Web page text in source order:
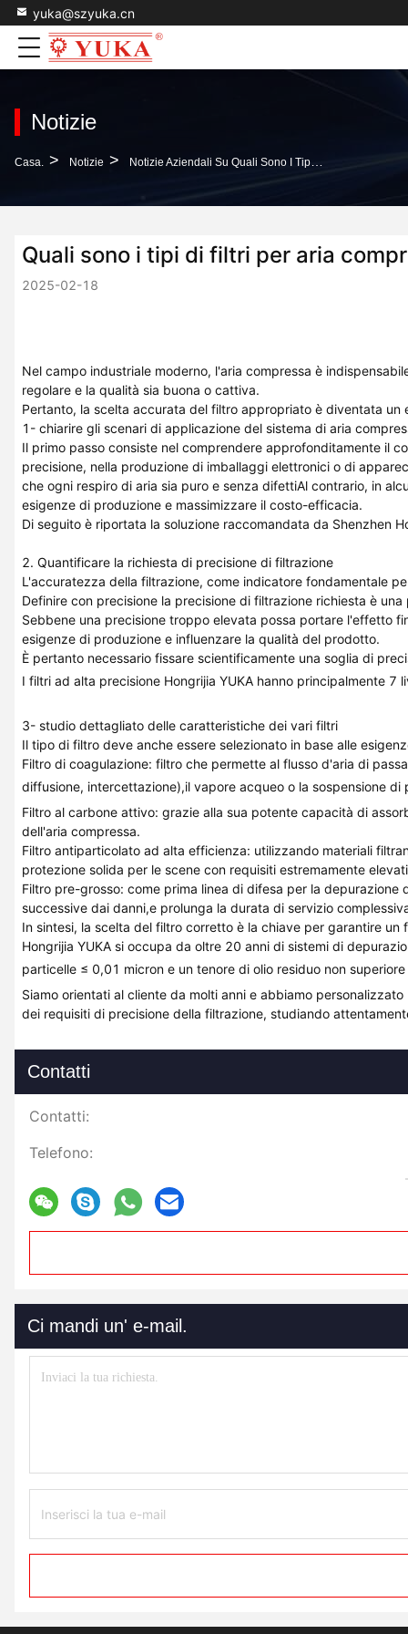
yuka@szyuka.cn
Notizie
Casa. > Notizie > Notizie Aziendali Su Quali Sono I Tipi Di Filtri Per Aria Compressa?
Quali sono i tipi di filtri per aria
2025-02-18
Nel campo industriale moderno, l'aria compressa è
regolare e la qualità sia buona o cattiva.
Pertanto, la scelta accurata del filtro appropriato è diventata
1- chiarire gli scenari di applicazione del sistema di aria
Il primo passo consiste nel comprendere approfonditamente il
precisione, nella produzione di imballaggi elettronici o di
che ogni respiro di aria sia puro e senza difettiAl contrario, in
esigenze di produzione e massimizzare il costo-efficacia.
Di seguito è riportata la soluzione raccomandata da Shenzhen
2. Quantificare la richiesta di precisione di filtrazione
L'accuratezza della filtrazione, come indicatore fondamentale
Definire con precisione la precisione di filtrazione richiesta è
Sebbene una precisione troppo elevata possa portare l'effetto
esigenze di produzione e influenzare la qualità del prodotto.
È pertanto necessario fissare scientificamente una soglia di
I filtri ad alta precisione Hongrijia YUKA hanno principalmente 7
3- studio dettagliato delle caratteristiche dei vari filtri
Il tipo di filtro deve anche essere selezionato in base alle
Filtro di coagulazione: filtro che permette al flusso d'aria di
diffusione, intercettazione),il vapore acqueo o la sospensione
Filtro al carbone attivo: grazie alla sua potente capacità di
dell'aria compressa.
Filtro antiparticolato ad alta efficienza: utilizzando materiali
protezione solida per le scene con requisiti estremamente
Filtro pre-grosso: come prima linea di difesa per la
successive dai danni,e prolunga la durata di servizio
In sintesi, la scelta del filtro corretto è la chiave per garantire
Hongrijia YUKA si occupa da oltre 20 anni di sistemi di
particelle ≤ 0,01 micron e un tenore di olio residuo non
Siamo orientati al cliente da molti anni e abbiamo
dei requisiti di precisione della filtrazione, studiando
Contatti
Contatti:
Telefono:
Ci mandi un' e-mail.